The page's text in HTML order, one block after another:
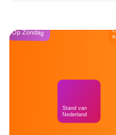
Op Zondag
Stand van
Nederland